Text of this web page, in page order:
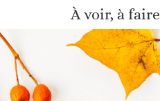
À voir, à faire